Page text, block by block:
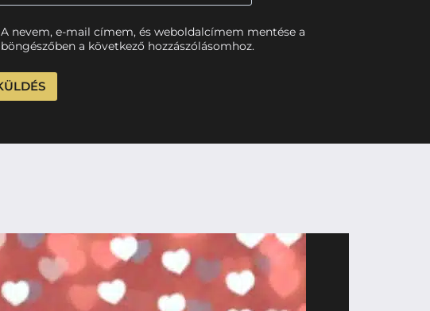
A nevem, e-mail címem, és weboldalcímem mentése a
böngészőben a következő hozzászólásomhoz.